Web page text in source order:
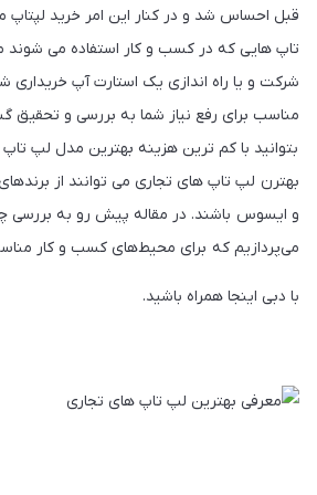
قبل احساس شد و در کنار این امر خرید لپتاپ
تاپ‌ هایی که در کسب‌ و‌ کار استفاده می‌
شرکت و یا راه‌ اندازی یک استارت‌ آپ
مناسب برای رفع نیاز شما به بررسی و تحقیق
بتوانید با کم‌ ترین هزینه بهترین مدل لپ‌ تاپ
بهترن لپ‌ تاپ‌ های تجاری می‌ توانند از
و ایسوس باشند. در مقاله پیش رو به بررسی
می‌پردازیم که برای محیط‌های کسب و کار
با دبی اینجا همراه باشید.